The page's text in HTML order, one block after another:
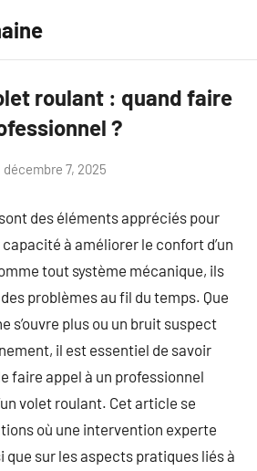
roulant : quand faire
?
décembre 7, 2025
des éléments appréciés pour
à améliorer le confort d’un
tout système mécanique, ils
problèmes au fil du temps. Que
s’ouvre plus ou un bruit suspect
il est essentiel de savoir
faire appel à un professionnel
volet roulant. Cet article se
où une intervention experte
que sur les aspects pratiques liés à